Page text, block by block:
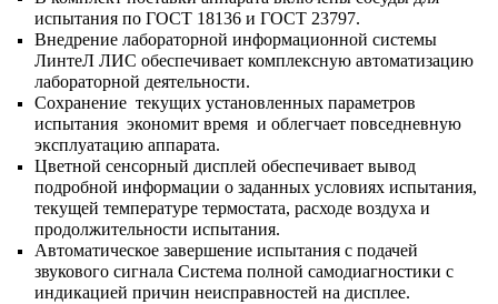
испытания по ГОСТ 18136 и ГОСТ 23797.
Внедрение лабораторной информационной системы
ЛинтеЛ ЛИС обеспечивает комплексную автоматизацию
лабораторной деятельности.
Сохранение текущих установленных параметров
испытания экономит время и облегчает повседневную
эксплуатацию аппарата.
Цветной сенсорный дисплей обеспечивает вывод
подробной информации о заданных условиях испытания,
текущей температуре термостата, расходе воздуха и
продолжительности испытания.
Автоматическое завершение испытания с подачей
звукового сигнала Система полной самодиагностики с
индикацией причин неисправностей на дисплее.